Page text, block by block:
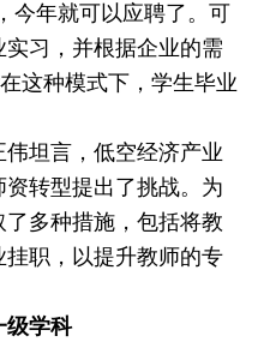
今年就可以应聘了。可
习，并根据企业的需
这种模式下，学生毕业
坦言，低空经济产业
转型提出了挑战。为
多种措施，包括将教
职，以提升教师的专
级学科